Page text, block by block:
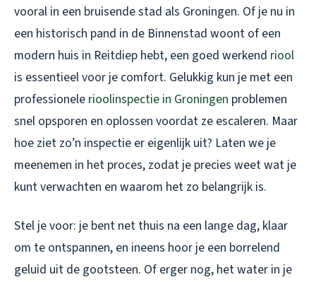
vooral in een bruisende stad als Groningen. Of je nu in
een historisch pand in de Binnenstad woont of een
modern huis in Reitdiep hebt, een goed werkend riool
is essentieel voor je comfort. Gelukkig kun je met een
professionele rioolinspectie in Groningen problemen
snel opsporen en oplossen voordat ze escaleren. Maar
hoe ziet zo’n inspectie er eigenlijk uit? Laten we je
meenemen in het proces, zodat je precies weet wat je
kunt verwachten en waarom het zo belangrijk is.
Stel je voor: je bent net thuis na een lange dag, klaar
om te ontspannen, en ineens hoor je een borrelend
geluid uit de gootsteen. Of erger nog, het water in je